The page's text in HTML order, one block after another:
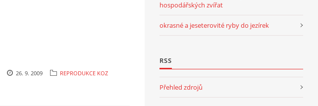
26. 9. 2009 REPRODUKCE KOZ
hospodářských zvířat
okrasné a jeseterovité ryby do jezírek
RSS
Přehled zdrojů